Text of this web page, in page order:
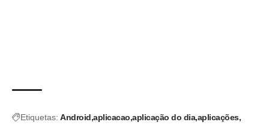
Etiquetas: Android aplicacao aplicação do dia aplicações